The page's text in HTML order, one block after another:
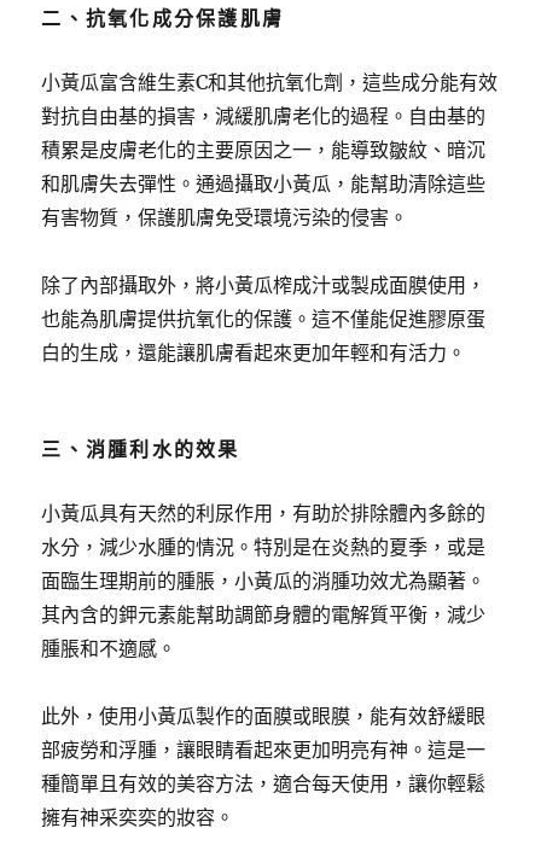
二、抗氧化成分保護肌膚
小黃瓜富含維生素C和其他抗氧化劑，這些成分能有效
對抗自由基的損害，減緩肌膚老化的過程。自由基的
積累是皮膚老化的主要原因之一，能導致皺紋、暗沉
和肌膚失去彈性。通過攝取小黃瓜，能幫助清除這些
有害物質，保護肌膚免受環境污染的侵害。
除了內部攝取外，將小黃瓜榨成汁或製成面膜使用，
也能為肌膚提供抗氧化的保護。這不僅能促進膠原蛋
白的生成，還能讓肌膚看起來更加年輕和有活力。
三、消腫利水的效果
小黃瓜具有天然的利尿作用，有助於排除體內多餘的
水分，減少水腫的情況。特別是在炎熱的夏季，或是
面臨生理期前的腫脹，小黃瓜的消腫功效尤為顯著。
其內含的鉀元素能幫助調節身體的電解質平衡，減少
腫脹和不適感。
此外，使用小黃瓜製作的面膜或眼膜，能有效舒緩眼
部疲勞和浮腫，讓眼睛看起來更加明亮有神。這是一
種簡單且有效的美容方法，適合每天使用，讓你輕鬆
擁有神采奕奕的妝容。